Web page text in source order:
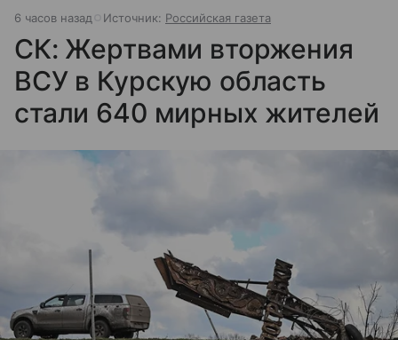
6 часов назад Источник: Российская газета
СК: Жертвами вторжения
ВСУ в Курскую область
стали 640 мирных жителей